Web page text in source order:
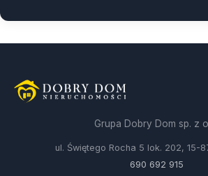
Grupa Dobry Dom sp. z
ul. Świętego Rocha 5 lok. 202, 15-
690 692 915